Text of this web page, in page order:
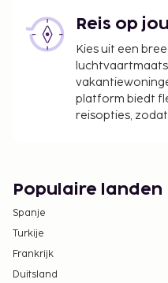
Reis op
Kies uit een
platform biedt
reisopties,
Populaire landen
Spanje
Turkije
Frankrijk
Duitsland